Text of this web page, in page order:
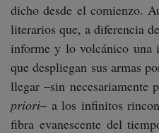
dicho desde el comienzo.
literarios que, a diferencia
informe y lo volcánico una
que despliegan sus armas
llegar –sin necesariamente
priori– a los infinitos
fibra evanescente del